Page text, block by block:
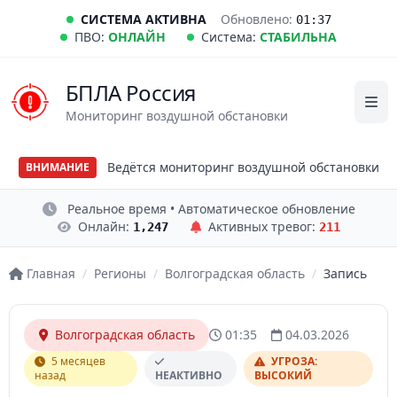
СИСТЕМА АКТИВНА Обновлено: 01:37
ПВО: ОНЛАЙН Система: СТАБИЛЬНА
БПЛА Россия
Мониторинг воздушной обстановки
ВНИМАНИЕ Ведётся мониторинг воздушной обстановки
Реальное время • Автоматическое обновление
Онлайн: 1,247 Активных тревог: 211
Главная / Регионы / Волгоградская область / Запись
Волгоградская область 01:35 04.03.2026
5 месяцев
назад
НЕАКТИВНО
УГРОЗА:
ВЫСОКИЙ